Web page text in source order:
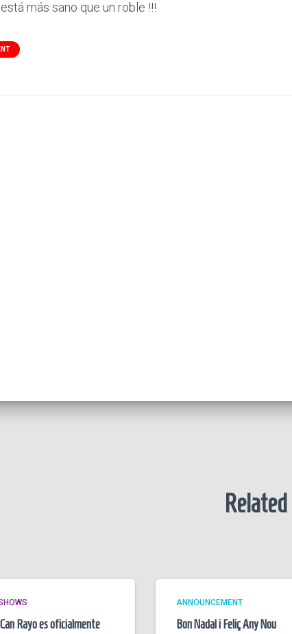
está más sano que un roble !!!
Rayo es oficialmente
ANNOUNCEMENT
Bon Nadal i Feliç Any Nou